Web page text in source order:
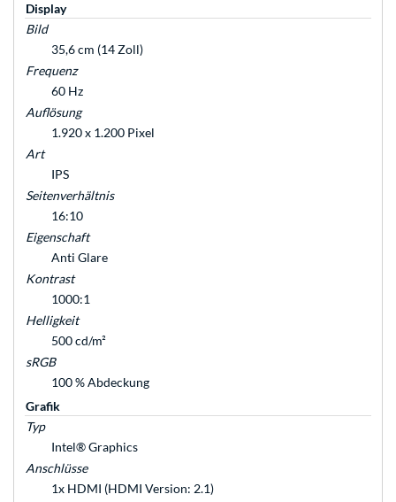
Display
Bild
35,6 cm (14 Zoll)
Frequenz
60 Hz
Auflösung
1.920 x 1.200 Pixel
Art
IPS
Seitenverhältnis
16:10
Eigenschaft
Anti Glare
Kontrast
1000:1
Helligkeit
500 cd/m²
sRGB
100 % Abdeckung
Grafik
Typ
Intel® Graphics
Anschlüsse
1x HDMI (HDMI Version: 2.1)